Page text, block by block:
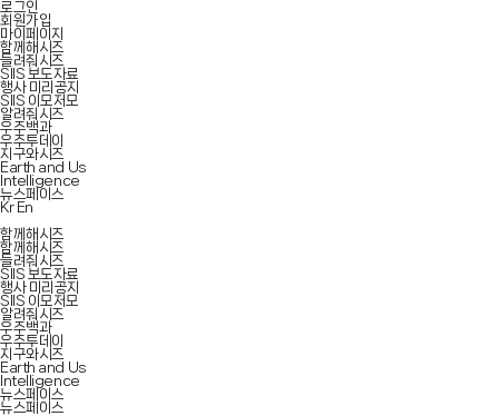
로그인
회원가입
마이페이지
함께해시즈
들려줘시즈
SIIS 보도자료
행사 미리공지
SIIS 이모저모
알려줘시즈
우주백과
우주투데이
지구와시즈
Earth and Us
Intelligence
뉴스페이스
Kr En
함께해시즈
함께해시즈
들려줘시즈
SIIS 보도자료
행사 미리공지
SIIS 이모저모
알려줘시즈
우주백과
우주투데이
지구와시즈
Earth and Us
Intelligence
뉴스페이스
뉴스페이스